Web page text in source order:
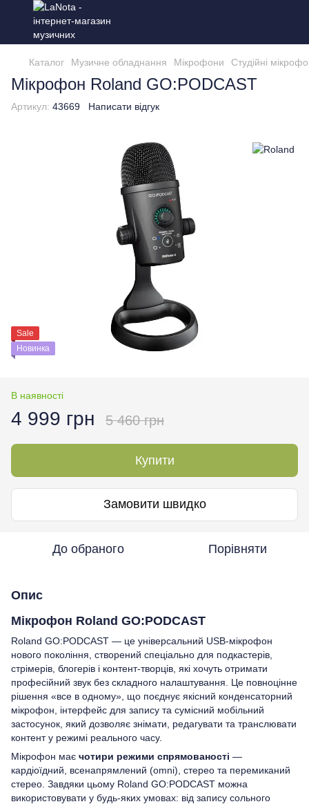
Каталог Музичне обладнання Мікрофони Студійні
Мікрофон Roland GO:PODCAST
Артикул: 43669 Написати відгук
Sale
Новинка
В наявності
4 999 грн 5 460 грн
Купити
Замовити швидко
До обраного Порівняти
Опис
Мікрофон Roland GO:PODCAST
Roland GO:PODCAST — це універсальний USB-мікрофон
нового покоління, створений спеціально для подкастерів,
стрімерів, блогерів і контент-творців, які хочуть отримати
професійний звук без складного налаштування. Це повноцінне
рішення «все в одному», що поєднує якісний конденсаторний
мікрофон, інтерфейс для запису та сумісний мобільний
застосунок, який дозволяє знімати, редагувати та транслювати
контент у режимі реального часу.
Мікрофон має чотири режими спрямованості —
кардіоїдний, всенапрямлений (omni), стерео та перемиканий
стерео. Завдяки цьому Roland GO:PODCAST можна
використовувати у будь-яких умовах: від запису сольного